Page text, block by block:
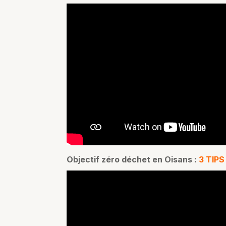
Objectif zéro déchet en Oisans : 3